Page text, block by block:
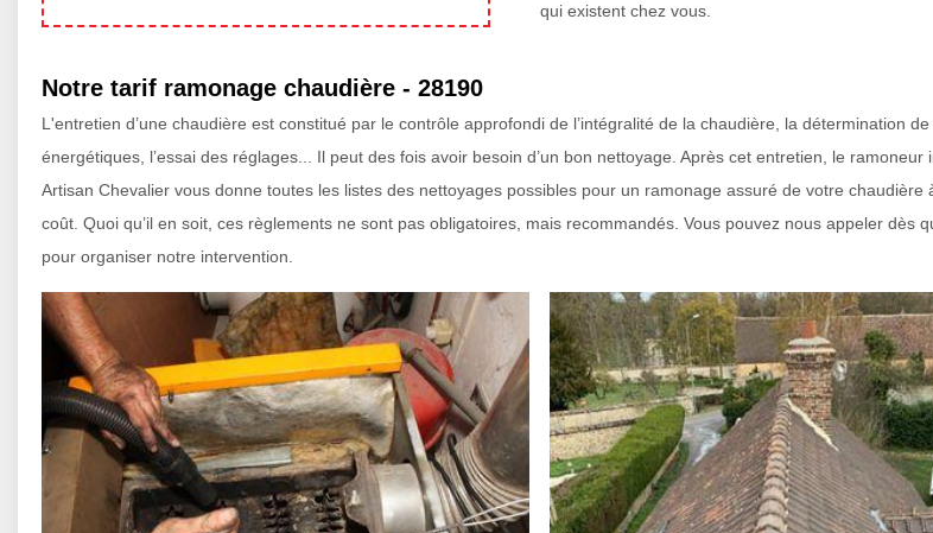
qui existent chez vous.
Notre tarif ramonage chaudière - 28190
L'entretien d’une chaudière est constitué par le contrôle approfondi de l’intégralité de la chaudière, la détermination
énergétiques, l’essai des réglages... Il peut des fois avoir besoin d’un bon nettoyage. Après cet entretien, le ramoneur
Artisan Chevalier vous donne toutes les listes des nettoyages possibles pour un ramonage assuré de votre chaudière
coût. Quoi qu’il en soit, ces règlements ne sont pas obligatoires, mais recommandés. Vous pouvez nous appeler dès
pour organiser notre intervention.